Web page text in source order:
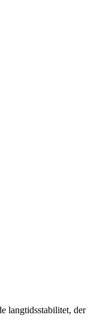
langtidsstabilitet, der